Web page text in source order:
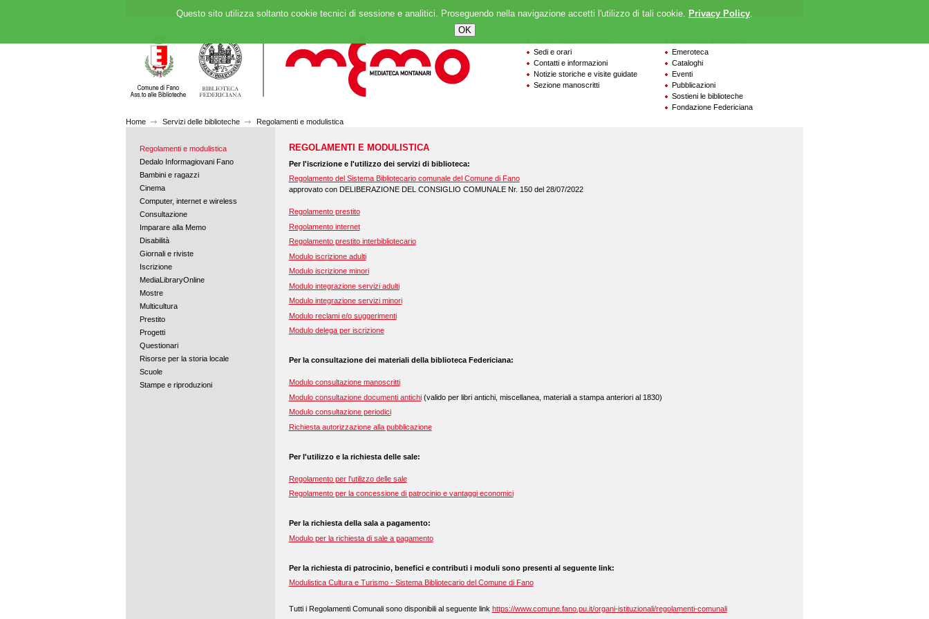
Sedi e orari
Contatti e informazioni
Notizie storiche e visite guidate
Sezione manoscritti
Emeroteca
Cataloghi
Eventi
Pubblicazioni
Sostieni le biblioteche
Fondazione Federiciana
Home
Servizi delle biblioteche Regolamenti e modulistica
REGOLAMENTI E MODULISTICA
Per l'iscrizione e l'utilizzo dei servizi di biblioteca:
Regolamento del Sistema Bibliotecario comunale del Comune di Fano
approvato con DELIBERAZIONE DEL CONSIGLIO COMUNALE Nr. 150 del 28/07/2022
Regolamento prestito
Regolamento internet
Regolamento prestito interbibliotecario
Modulo iscrizione adulti
Modulo iscrizione minori
Modulo integrazione servizi adulti
Modulo integrazione servizi minori
Modulo reclami e/o suggerimenti
Modulo delega per iscrizione
Per la consultazione dei materiali della biblioteca Federiciana:
Modulo consultazione manoscritti
Modulo consultazione documenti antichi(valido per libri antichi, miscellanea, materiali a stampa anteriori al 1830)
Modulo consultazione periodici
Richiesta autorizzazione alla pubblicazione
Per l'utilizzo e la richiesta delle sale:
Regolamento per l'utilizzo delle sale
Regolamento per la concessione di patrocinio e vantaggi economici
Per la richiesta della sala a pagamento:
Modulo per la richiesta di sale a pagamento
Per la richiesta di patrocinio, benefici e contributi i moduli sono presenti al seguente link:
Modulistica Cultura e Turismo - Sistema Bibliotecario del Comune di Fano
Tutti i Regolamenti Comunali sono disponibili al seguente link https://www.comune.fano.pu.it/organi-istituzionali/regolamenti-comunali
Regolamenti e modulistica
Dedalo Informagiovani Fano
Bambini e ragazzi
Cinema
Computer, internet e wireless
Consultazione
Imparare alla Memo
Disabilità
Giornali e riviste
Iscrizione
MediaLibraryOnline
Mostre
Multicultura
Prestito
Progetti
Questionari
Risorse per la storia locale
Scuole
Stampe e riproduzioni
Questo sito utilizza soltanto cookie tecnici di sessione e analitici. Proseguendo nella navigazione accetti l'utilizzo di tali cookie. Privacy Policy.